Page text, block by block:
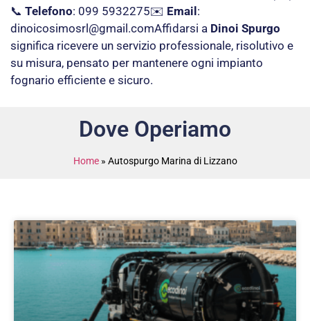
📞 Telefono: 099 5932275✉️ Email :
dinoicosimosrl@gmail.comAffidarsi a Dinoi Spurgo
significa ricevere un servizio professionale, risolutivo e
su misura, pensato per mantenere ogni impianto
fognario efficiente e sicuro.
Dove Operiamo
Home» Autospurgo Marina di Lizzano